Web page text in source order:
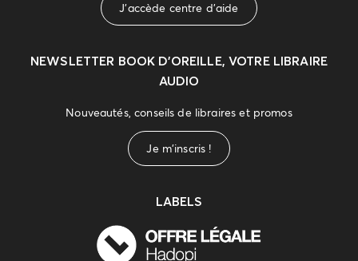
J'accède centre d'aide
NEWSLETTER BOOK D’OREILLE, VOTRE LIBRAIRE
AUDIO
Nouveautés, conseils de libraires et promos
Je m'inscris !
LABELS